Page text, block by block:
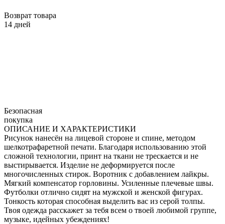
Возврат товара
14 дней
Безопасная
покупка
ОПИСАНИЕ И ХАРАКТЕРИСТИКИ
Рисунок нанесён на лицевой стороне и спине, методом
шелкотрафаретной печати. Благодаря использованию этой
сложной технологии, принт на ткани не трескается и не
выстирывается. Изделие не деформируется после
многочисленных стирок. Воротник с добавлением лайкры.
Мягкий компенсатор горловины. Усиленные плечевые швы.
Футболки отлично сидят на мужской и женской фигурах.
Тонкость которая способная выделить вас из серой толпы.
Твоя одежда расскажет за тебя всем о твоей любимой группе,
музыке, идейных убеждениях!